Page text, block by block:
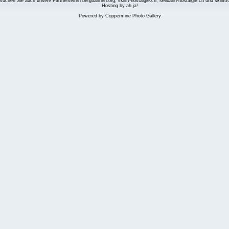
Hosting by ah,ja!
Powered by Coppermine Photo Gallery